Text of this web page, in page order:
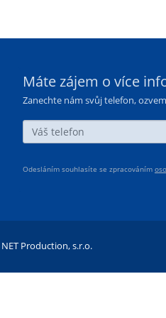
Máte zájem o více
Zanechte nám svůj telefon,
Odesláním souhlasíte se zpracováním
NET Production, s.r.o.